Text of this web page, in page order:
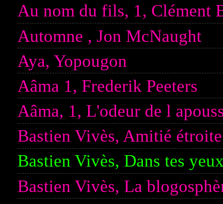
Au nom du fils, 1, Clément
Automne , Jon McNaught
Aya, Yopougon
Aâma 1, Frederik Peeters
Aâma, 1, L'odeur de l
Bastien Vivès, Amitié étroite
Bastien Vivès, Dans tes
Bastien Vivès, La